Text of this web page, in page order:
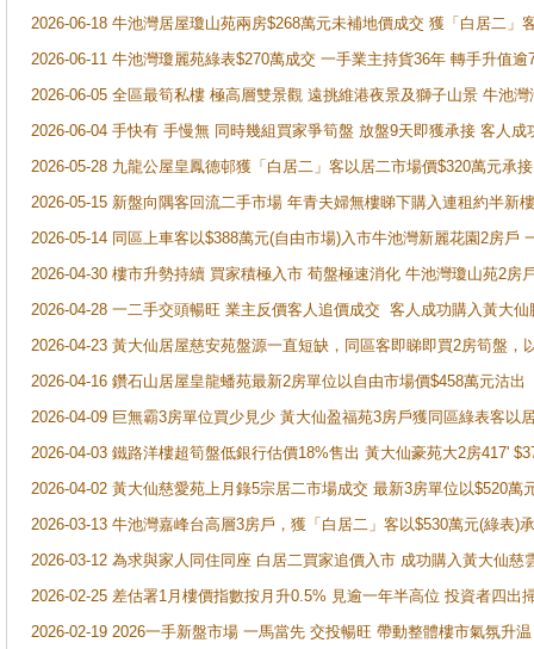
2026-06-18 牛池灣居屋瓊山苑兩房$268萬元未補地價成交 獲「白居二」
2026-06-11 牛池灣瓊麗苑綠表$270萬成交 一手業主持貨36年 轉手升值逾
2026-06-05 全區最筍私樓 極高層雙景觀 遠挑維港夜景及獅子山景 牛池
2026-06-04 手快有 手慢無 同時幾組買家爭筍盤 放盤9天即獲承接 客人
2026-05-28 九龍公屋皇鳳德邨獲「白居二」客以居二市場價$320萬元承接
2026-05-15 新盤向隅客回流二手市場 年青夫婦無樓睇下購入連租約半新
2026-05-14 同區上車客以$388萬元(自由市場)入市牛池灣新麗花園2房戶
2026-04-30 樓市升勢持續 買家積極入市 荀盤極速消化 牛池灣瓊山苑2房
2026-04-28 一二手交頭暢旺 業主反價客人追價成交 客人成功購入黃大
2026-04-23 黃大仙居屋慈安苑盤源一直短缺，同區客即睇即買2房筍盤，
2026-04-16 鑽石山居屋皇龍蟠苑最新2房單位以自由市場價$458萬元沽出
2026-04-09 巨無霸3房單位買少見少 黃大仙盈福苑3房戶獲同區綠表客以
2026-04-03 鐵路洋樓超筍盤低銀行估價18%售出 黃大仙豪苑大2房417'
2026-04-02 黃大仙慈愛苑上月錄5宗居二市場成交 最新3房單位以$520萬
2026-03-13 牛池灣嘉峰台高層3房戶，獲「白居二」客以$530萬元(綠表)
2026-03-12 為求與家人同住同座 白居二買家追價入市 成功購入黃大仙
2026-02-25 差估署1月樓價指數按月升0.5% 見逾一年半高位 投資者四
2026-02-19 2026一手新盤市場 一馬當先 交投暢旺 帶動整體樓市氣氛升